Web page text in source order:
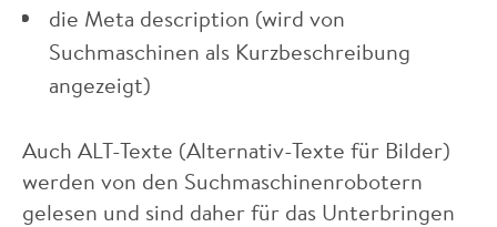
die Meta description (wird von
Suchmaschinen als Kurzbeschreibung
angezeigt)
Auch ALT-Texte (Alternativ-Texte für Bilder)
werden von den Suchmaschinenrobotern
gelesen und sind daher für das Unterbringen